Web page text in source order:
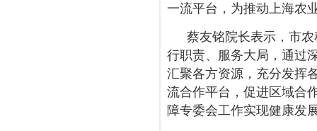
一流平台，为推动上海农
蔡友铭院长表示，市
行职责、服务大局，通过
汇聚各方资源，充分发挥
流合作平台，促进区域合
障专委会工作实现健康发